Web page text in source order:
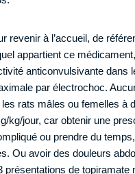
revenir à l’accueil, de
appartient ce
anticonvulsivante dans
par électrochoc.
rats mâles ou femelles à
kg/jour, car obtenir une
ou prendre du
Ou avoir des douleurs
présentations de topiramate